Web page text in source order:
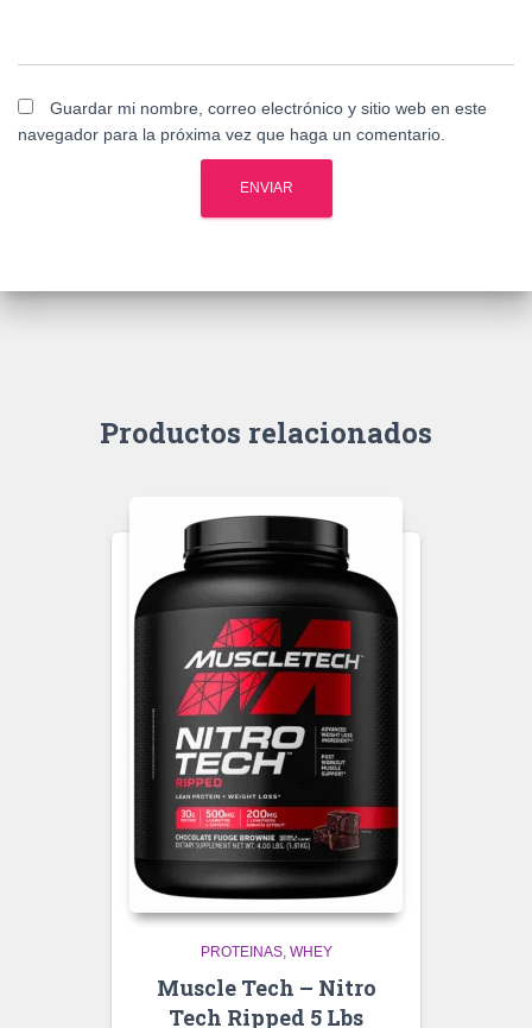
Guardar mi nombre, correo electrónico y sitio web en este
navegador para la próxima vez que haga un comentario.
Productos relacionados
PROTEINAS WHEY
Muscle Tech – Nitro
Tech Ripped 5 Lbs